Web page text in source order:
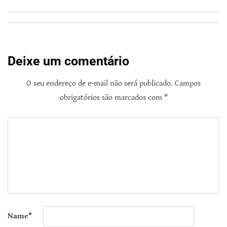
Deixe um comentário
O seu endereço de e-mail não será publicado. Campos
obrigatórios são marcados com *
Name*